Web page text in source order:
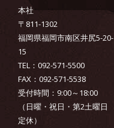
本社
〒811-1302
福岡県福岡市南区井尻5-20-
15
TEL：092-571-5500
FAX：092-571-5538
受付時間：9:00～18:00
（日曜・祝日・第2土曜日
定休）